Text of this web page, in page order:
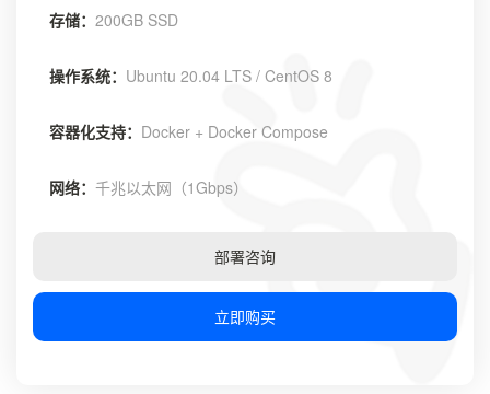
存储： 200GB SSD
操作系统： Ubuntu 20.04 LTS / CentOS 8
容器化支持： Docker + Docker Compose
网络： 千兆以太网（1Gbps）
部署咨询
立即购买